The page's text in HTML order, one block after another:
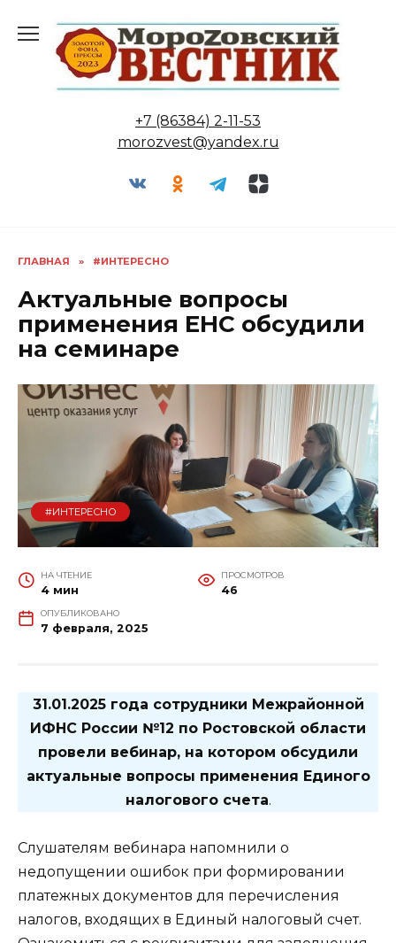
содержанию
+7 (86384) 2-11-53
morozvest@yandex.ru
ГЛАВНАЯ » #ИНТЕРЕСНО
Актуальные вопросы
применения ЕНС обсудили
на семинаре
#ИНТЕРЕСНО
НА ЧТЕНИЕ
4 мин
ПРОСМОТРОВ
46
ОПУБЛИКОВАНО
7 февраля, 2025
31.01.2025 года сотрудники Межрайонной
ИФНС России №12 по Ростовской области
провели вебинар, на котором обсудили
актуальные вопросы применения Единого
налогового счета.
Слушателям вебинара напомнили о
недопущении ошибок при формировании
платежных документов для перечисления
налогов, входящих в Единый налоговый счет.